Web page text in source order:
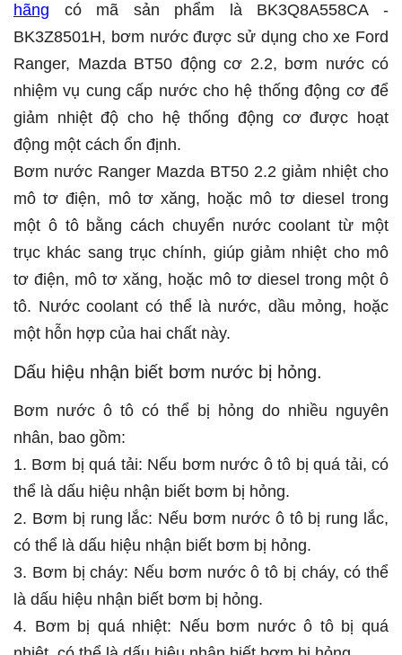
hãng có mã sản phẩm là BK3Q8A558CA -
BK3Z8501H, bơm nước được sử dụng cho xe Ford
Ranger, Mazda BT50 động cơ 2.2, bơm nước có
nhiệm vụ cung cấp nước cho hệ thống động cơ để
giảm nhiệt độ cho hệ thống động cơ được hoạt
động một cách ổn định.
Bơm nước Ranger Mazda BT50 2.2 giảm nhiệt cho
mô tơ điện, mô tơ xăng, hoặc mô tơ diesel trong
một ô tô bằng cách chuyển nước coolant từ một
trục khác sang trục chính, giúp giảm nhiệt cho mô
tơ điện, mô tơ xăng, hoặc mô tơ diesel trong một ô
tô. Nước coolant có thể là nước, dầu mỏng, hoặc
một hỗn hợp của hai chất này.
Dấu hiệu nhận biết bơm nước bị hỏng.
Bơm nước ô tô có thể bị hỏng do nhiều nguyên
nhân, bao gồm:
1. Bơm bị quá tải: Nếu bơm nước ô tô bị quá tải, có
thể là dấu hiệu nhận biết bơm bị hỏng.
2. Bơm bị rung lắc: Nếu bơm nước ô tô bị rung lắc,
có thể là dấu hiệu nhận biết bơm bị hỏng.
3. Bơm bị cháy: Nếu bơm nước ô tô bị cháy, có thể
là dấu hiệu nhận biết bơm bị hỏng.
4. Bơm bị quá nhiệt: Nếu bơm nước ô tô bị quá